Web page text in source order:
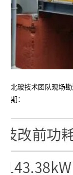
北玻技术团队现场
期：